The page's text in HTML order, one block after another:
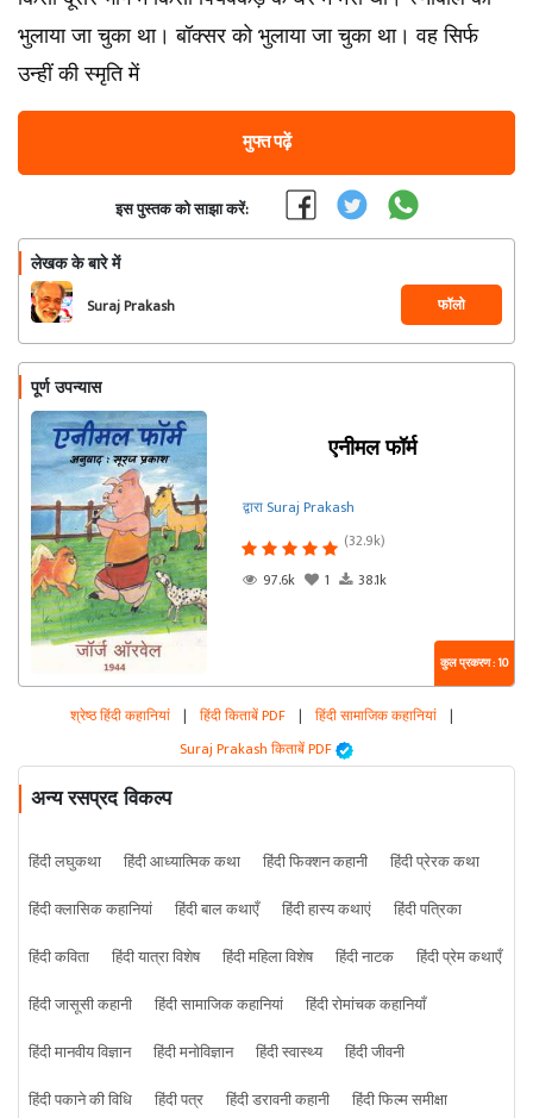
भुलाया जा चुका था। बॉक्सर को भुलाया जा चुका था। वह सिर्फ
उन्हीं की स्मृति में
मुफ्त पढ़ें
इस पुस्तक को साझा करें:
लेखक के बारे में
Suraj Prakash फॉलो
पूर्ण उपन्यास
एनीमल फॉर्म
द्वारा Suraj Prakash
(32.9k)
97.6k
1 38.1k
कुल प्रकरण : 10
श्रेष्ठ हिंदी कहानियां | हिंदी किताबें PDF | हिंदी सामाजिक कहानियां |
Suraj Prakash किताबें PDF
अन्य रसप्रद विकल्प
हिंदी लघुकथा हिंदी आध्यात्मिक कथा हिंदी फिक्शन कहानी
हिंदी प्रेरक कथा
हिंदी क्लासिक कहानियां
हिंदी बाल कथाएँ हिंदी हास्य कथाएं
हिंदी पत्रिका
हिंदी कविता
हिंदी यात्रा विशेष हिंदी महिला विशेष हिंदी नाटक
हिंदी प्रेम कथाएँ
हिंदी जासूसी कहानी
हिंदी सामाजिक कहानियां
हिंदी रोमांचक कहानियाँ
हिंदी मानवीय विज्ञान
हिंदी मनोविज्ञान हिंदी स्वास्थ्य
हिंदी जीवनी
हिंदी पकाने की विधि
हिंदी पत्र हिंदी डरावनी कहानी हिंदी फिल्म समीक्षा